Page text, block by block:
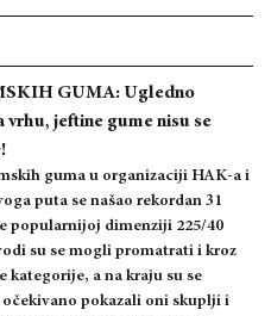
GUMA: Ugledno
vrhu, jeftine gume nisu se
guma u organizaciji HAK-a i
puta se našao rekordan 31
popularnijoj dimenziji 225/40
su se mogli promatrati i kroz
kategorije, a na kraju su se
pokazali oni skuplji i